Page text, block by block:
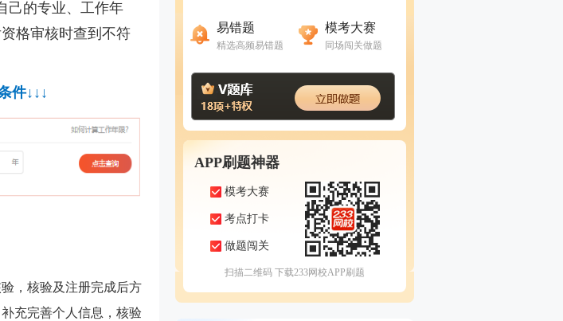
己的专业、工作年
格审核时查到不符
件↓↓↓
，核验及注册完成后方
充完善个人信息，核验
易错题
精选高频易错题
模考大赛
同场闯关做题
APP刷题神器
模考大赛
考点打卡
做题闯关
扫描二维码 下载233网校APP刷题